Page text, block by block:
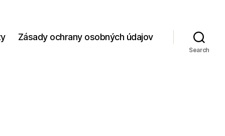
Zásady ochrany osobných údajov
Search